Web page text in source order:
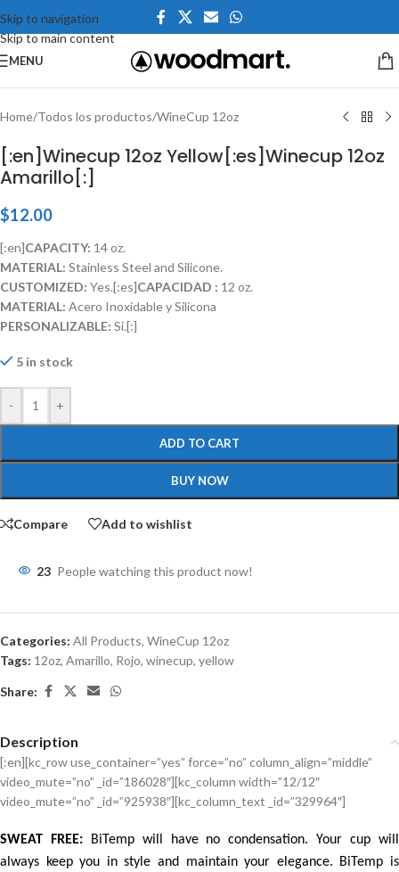
Skip to navigation
Skip to main content
MENU Click to enlarge
Home/Todos los productos/WineCup 12oz
[:en]Winecup 12oz Yellow[:es]Winecup 12oz
Amarillo[:]
$12.00
[:en]CAPACITY: 14 oz.
MATERIAL: Stainless Steel and Silicone.
CUSTOMIZED: Yes.[:es]CAPACIDAD : 12 oz.
MATERIAL: Acero Inoxidable y Silicona
PERSONALIZABLE: Si.[:]
5 in stock
- +
ADD TO CART
BUY NOW
Compare Add to wishlist
23 People watching this product now!
Categories: All Products, WineCup 12oz
Tags: 12oz, Amarillo, Rojo, winecup, yellow
Share:
Description
[:en][kc_row use_container=”yes” force=”no” column_align=”middle”
video_mute=”no” _id=”186028″][kc_column width=”12/12″
video_mute=”no” _id=”925938″][kc_column_text _id=”329964″]
SWEAT FREE:BiTemp will have no condensation. Your cup will
always keep you in style and maintain your elegance. BiTemp is